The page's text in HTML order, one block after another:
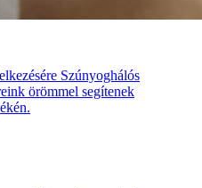
Szúnyoghálós
örömmel segítenek